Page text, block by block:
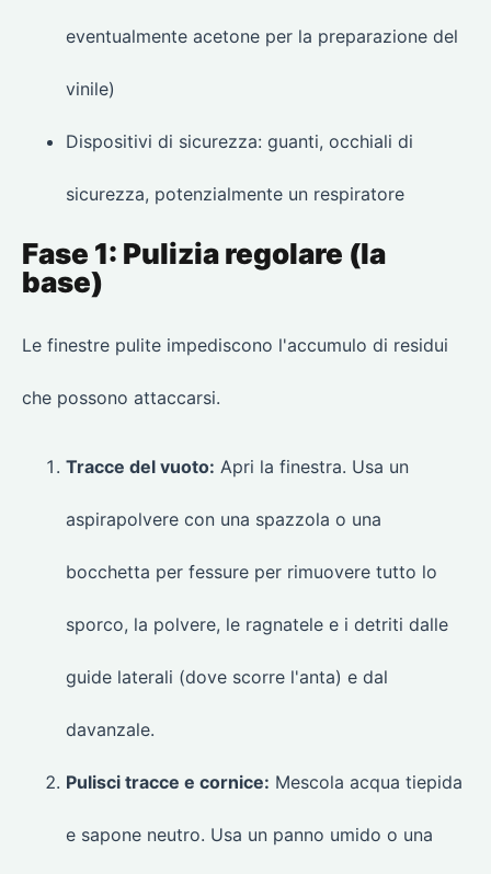
eventualmente acetone per la preparazione del
vinile)
Dispositivi di sicurezza: guanti, occhiali di
sicurezza, potenzialmente un respiratore
Fase 1: Pulizia regolare (la
base)
Le finestre pulite impediscono l'accumulo di residui
che possono attaccarsi.
Tracce del vuoto: Apri la finestra. Usa un
aspirapolvere con una spazzola o una
bocchetta per fessure per rimuovere tutto lo
sporco, la polvere, le ragnatele e i detriti dalle
guide laterali (dove scorre l'anta) e dal
davanzale.
Pulisci tracce e cornice: Mescola acqua tiepida
e sapone neutro. Usa un panno umido o una